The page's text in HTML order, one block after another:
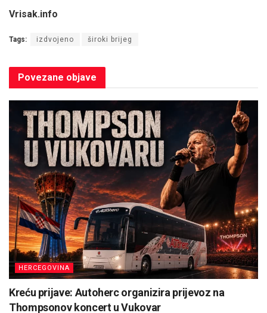
Vrisak.info
Tags: izdvojeno široki brijeg
Povezane objave
HERCEGOVINA
Kreću prijave: Autoherc organizira prijevoz na
Thompsonov koncert u Vukovar